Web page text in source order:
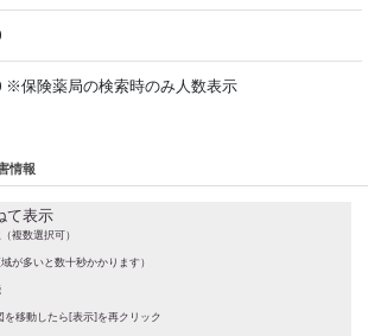
※保険薬局の検索時のみ人数表示
情報
て表示
複数選択可）
が多いと数十秒かかります）
を移動したら[表示]を再クリック